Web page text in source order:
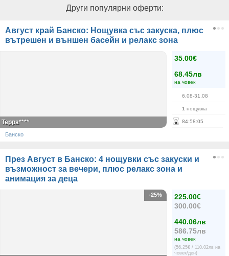
Други популярни оферти:
Август край Банско: Нощувка със закуска, плюс
вътрешен и външен басейн и релакс зона
35.00€
68.45лв
на човек
6.08-31.08
1 нощувка
84:58:05
Терра****
Банско
През Август в Банско: 4 нощувки със закуски и
възможност за вечери, плюс релакс зона и
анимация за деца
225.00€
300.00€
440.06лв
586.75лв
на човек
(56.25€ / 110.02лв на
човек/ден)
-25%